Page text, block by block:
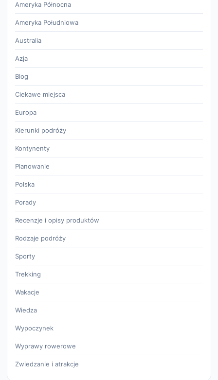
Ameryka Północna
Ameryka Południowa
Australia
Azja
Blog
Ciekawe miejsca
Europa
Kierunki podróży
Kontynenty
Planowanie
Polska
Porady
Recenzje i opisy produktów
Rodzaje podróży
Sporty
Trekking
Wakacje
Wiedza
Wypoczynek
Wyprawy rowerowe
Zwiedzanie i atrakcje